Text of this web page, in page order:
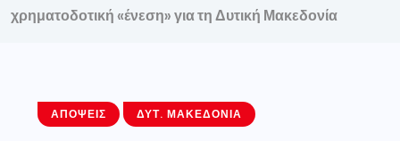
χρηματοδοτική «ένεση» για τη Δυτική Μακεδονία
ΑΠΌΨΕΙΣ ΔΥΤ. ΜΑΚΕΔΟΝΊΑ